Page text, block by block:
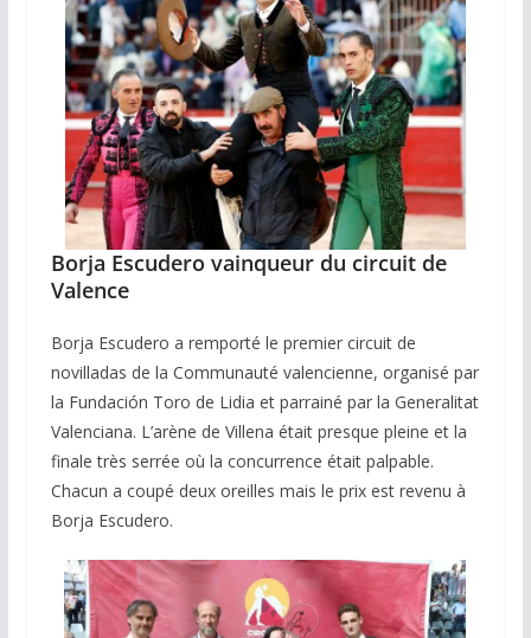
Borja Escudero vainqueur du circuit de
Valence
Borja Escudero a remporté le premier circuit de
novilladas de la Communauté valencienne, organisé par
la Fundación Toro de Lidia et parrainé par la Generalitat
Valenciana. L’arène de Villena était presque pleine et la
finale très serrée où la concurrence était palpable.
Chacun a coupé deux oreilles mais le prix est revenu à
Borja Escudero.